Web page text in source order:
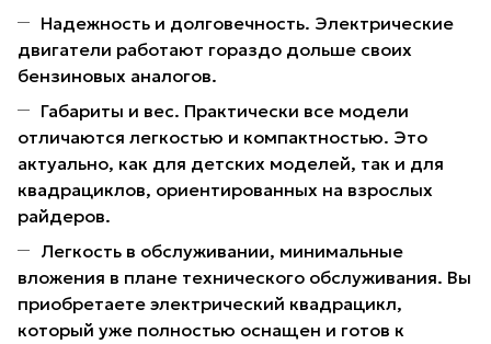
Надежность и долговечность. Электрические
двигатели работают гораздо дольше своих
бензиновых аналогов.
Габариты и вес. Практически все модели
отличаются легкостью и компактностью. Это
актуально, как для детских моделей, так и для
квадрациклов, ориентированных на взрослых
райдеров.
Легкость в обслуживании, минимальные
вложения в плане технического обслуживания. Вы
приобретаете электрический квадрацикл,
который уже полностью оснащен и готов к